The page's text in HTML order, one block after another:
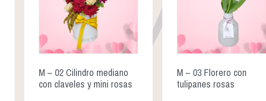
M – 02 Cilindro mediano
con claveles y mini rosas
M – 03 Florero con
tulipanes rosas